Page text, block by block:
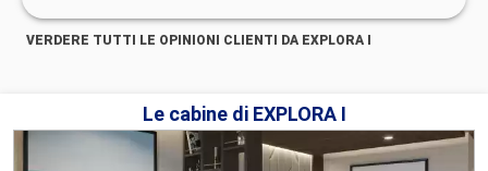
VERDERE TUTTI LE OPINIONI CLIENTI DA EXPLORA I
Le cabine di EXPLORA I